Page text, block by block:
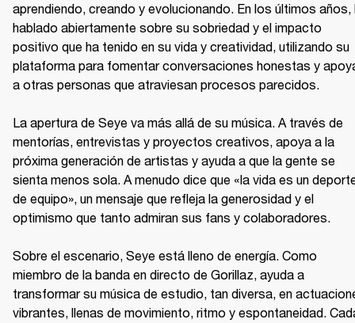
aprendiendo, creando y evolucionando. En los últimos años,
hablado abiertamente sobre su sobriedad y el impacto
positivo que ha tenido en su vida y creatividad, utilizando su
plataforma para fomentar conversaciones honestas y
a otras personas que atraviesan procesos parecidos.
La apertura de Seye va más allá de su música. A través de
mentorías, entrevistas y proyectos creativos, apoya a la
próxima generación de artistas y ayuda a que la gente se
sienta menos sola. A menudo dice que «la vida es un
de equipo», un mensaje que refleja la generosidad y el
optimismo que tanto admiran sus fans y colaboradores.
Sobre el escenario, Seye está lleno de energía. Como
miembro de la banda en directo de Gorillaz, ayuda a
transformar su música de estudio, tan diversa, en
vibrantes, llenas de movimiento, ritmo y espontaneidad.